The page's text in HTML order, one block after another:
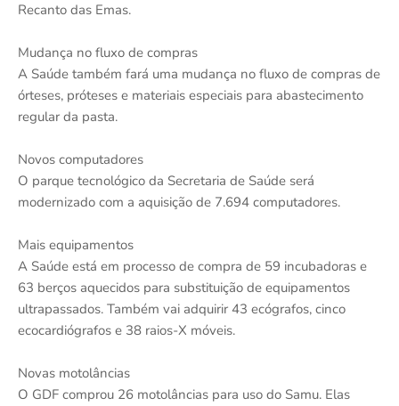
Recanto das Emas.
Mudança no fluxo de compras
A Saúde também fará uma mudança no fluxo de compras de
órteses, próteses e materiais especiais para abastecimento
regular da pasta.
Novos computadores
O parque tecnológico da Secretaria de Saúde será
modernizado com a aquisição de 7.694 computadores.
Mais equipamentos
A Saúde está em processo de compra de 59 incubadoras e
63 berços aquecidos para substituição de equipamentos
ultrapassados. Também vai adquirir 43 ecógrafos, cinco
ecocardiógrafos e 38 raios-X móveis.
Novas motolâncias
O GDF comprou 26 motolâncias para uso do Samu. Elas